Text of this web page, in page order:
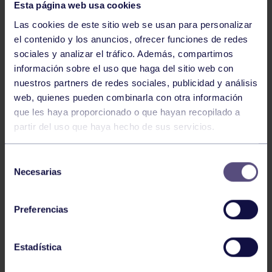
Esta página web usa cookies
Las cookies de este sitio web se usan para personalizar
el contenido y los anuncios, ofrecer funciones de redes
sociales y analizar el tráfico. Además, compartimos
información sobre el uso que haga del sitio web con
nuestros partners de redes sociales, publicidad y análisis
web, quienes pueden combinarla con otra información
que les haya proporcionado o que hayan recopilado a
partir del uso que haya hecho de sus servicios.
Necesarias
Preferencias
Estadística
Piragüismo 06 Ago 2026
CÉSAR ÁLVAREZ CONQUISTA EL MINI
SELLA